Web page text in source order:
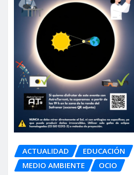
ACTUALIDAD
EDUCACIÓN
MEDIO AMBIENTE
OCIO